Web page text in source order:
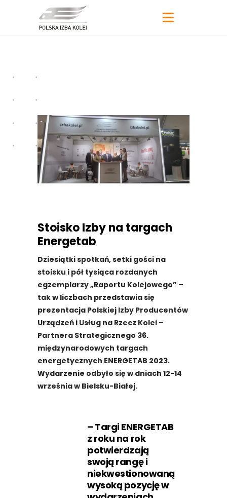
Stoisko Izby na targach
Energetab
Dziesiątki spotkań, setki gości na
stoisku i pół tysiąca rozdanych
egzemplarzy „Raportu Kolejowego” –
tak w liczbach przedstawia się
prezentacja Polskiej Izby Producentów
Urządzeń i Usług na Rzecz Kolei –
Partnera Strategicznego 36.
międzynarodowych targach
energetycznych ENERGETAB 2023.
Wydarzenie odbyło się w dniach 12-14
września w Bielsku-Białej.
– Targi ENERGETAB
z roku na rok
potwierdzają
swoją rangę i
niekwestionowaną
wysoką pozycję w